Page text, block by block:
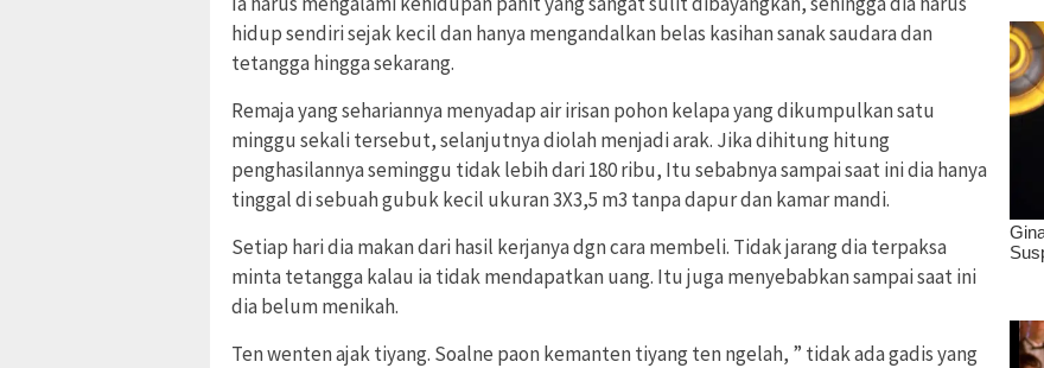
hidup sendiri sejak kecil dan hanya mengandalkan belas kasihan sanak saudara dan
tetangga hingga sekarang.
Remaja yang sehariannya menyadap air irisan pohon kelapa yang dikumpulkan satu
minggu sekali tersebut, selanjutnya diolah menjadi arak. Jika dihitung hitung
penghasilannya seminggu tidak lebih dari 180 ribu, Itu sebabnya sampai saat ini dia hanya
tinggal di sebuah gubuk kecil ukuran 3X3,5 m3 tanpa dapur dan kamar mandi.
Setiap hari dia makan dari hasil kerjanya dgn cara membeli. Tidak jarang dia terpaksa
minta tetangga kalau ia tidak mendapatkan uang. Itu juga menyebabkan sampai saat ini
dia belum menikah.
Ten wenten ajak tiyang. Soalne paon kemanten tiyang ten ngelah, ” tidak ada gadis yang